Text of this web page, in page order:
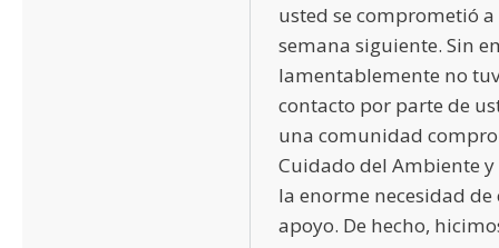
usted se comprometió
semana siguiente. Sin
lamentablemente no
contacto por parte de
una comunidad
Cuidado del Ambiente
la enorme necesidad
apoyo. De hecho,